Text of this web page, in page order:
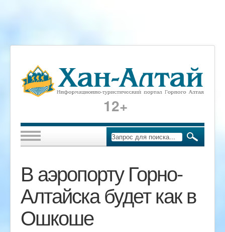
12+
В аэропорту Горно-
Алтайска будет как в
Ошкоше